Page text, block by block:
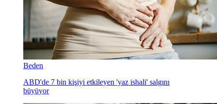
Beden
ABD'de 7 bin kişiyi etkileyen 'yaz ishali' salgını
büyüyor